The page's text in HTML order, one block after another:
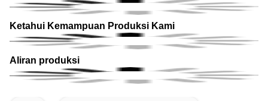
Ketahui Kemampuan Produksi Kami
Aliran produksi